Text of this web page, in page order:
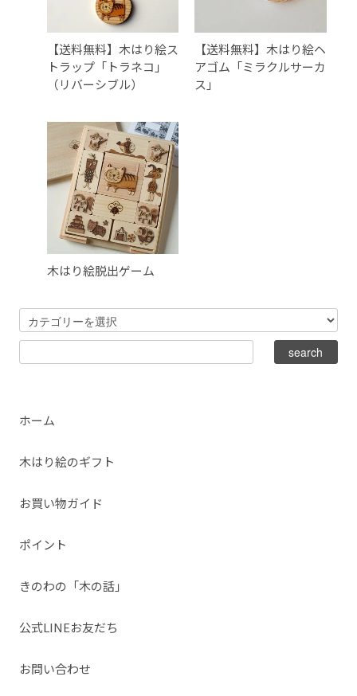
【送料無料】木はり絵ス
トラップ「トラネコ」
（リバーシブル）
【送料無料】木はり絵ヘ
アゴム「ミラクルサーカ
ス」
木はり絵脱出ゲーム
ホーム
木はり絵のギフト
お買い物ガイド
ポイント
きのわの「木の話」
公式LINEお友だち
お問い合わせ